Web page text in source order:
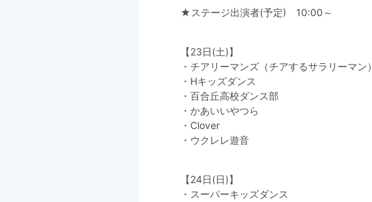
★ステージ出演者(予定) 10:00～
【23日(土)】
・チアリーマンズ（チアするサラリーマン）
・Hキッズダンス
・百合丘高校ダンス部
・かあいいやつら
・Clover
・ウクレレ遊音
【24日(日)】
・スーパーキッズダンス